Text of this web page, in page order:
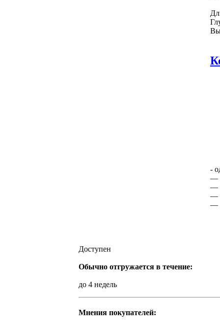
-
—
—
—
—
Доступен
Обычно отгружается в течение:
до 4 недель
Мнения покупателей: